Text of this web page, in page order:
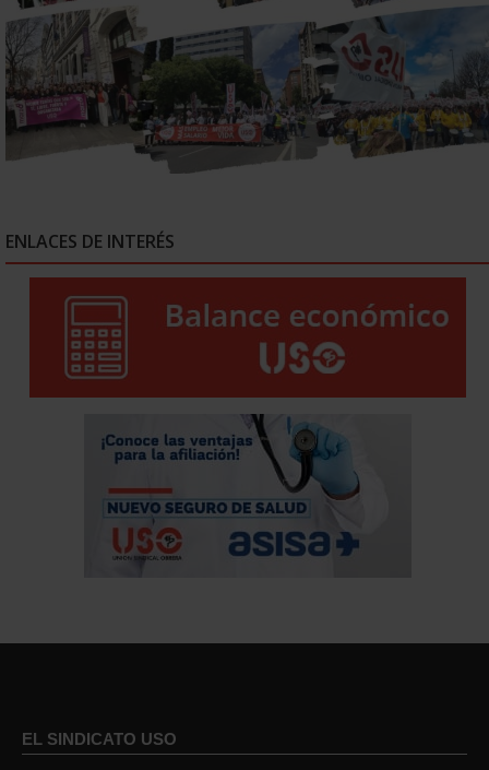
ENLACES DE INTERÉS
EL SINDICATO USO